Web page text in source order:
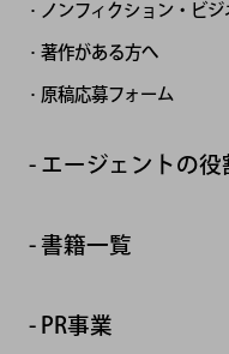
ノンフィクション・ビ
著作がある方へ
原稿応募フォーム
エージェントの役
書籍一覧
PR事業